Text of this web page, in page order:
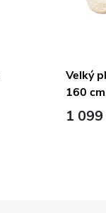
Velký
160
1 099